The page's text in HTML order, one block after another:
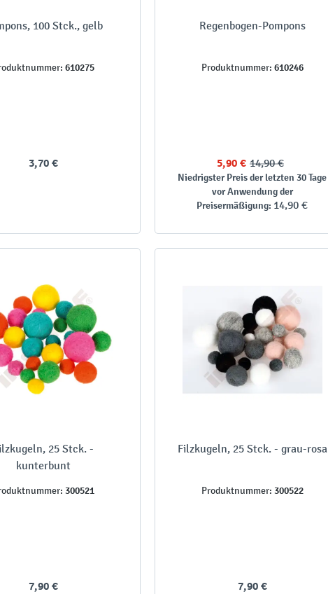
100 Stck., gelb
610275
3,70 €
Regenbogen-Pompons
Produktnummer: 610246
5,90 € 14,90 €
Niedrigster Preis der letzten 30 Tage
vor Anwendung der
Preisermäßigung: 14,90 €
25 Stck. -
kunterbunt
300521
7,90 €
Filzkugeln, 25 Stck. - grau-rosa
Produktnummer: 300522
7,90 €